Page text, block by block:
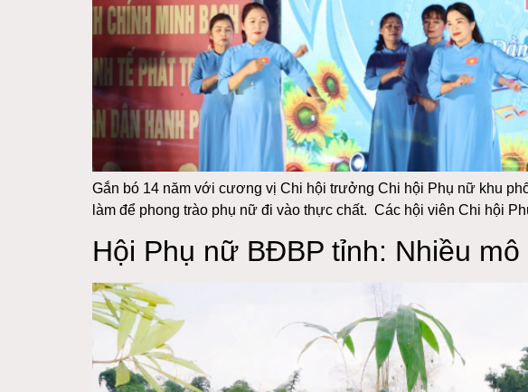
Gắn bó 14 năm với cương vị Chi hội trưởng Chi hội Phụ nữ khu
làm để phong trào phụ nữ đi vào thực chất. Các hội viên Chi hội
Hội Phụ nữ BĐBP tỉnh: Nhiều